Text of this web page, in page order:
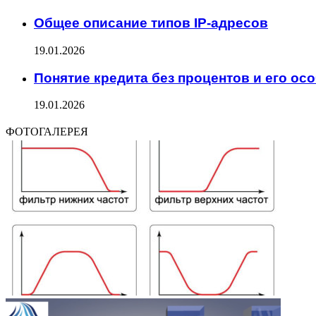
Общее описание типов IP-адресов
19.01.2026
Понятие кредита без процентов и его
19.01.2026
ФОТОГАЛЕРЕЯ